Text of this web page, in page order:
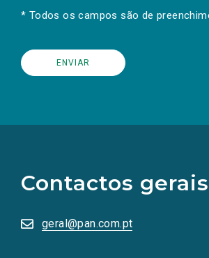
* Todos os campos são de
Contactos gerais
geral@pan.com.pt
redes
sociais
numa
nova